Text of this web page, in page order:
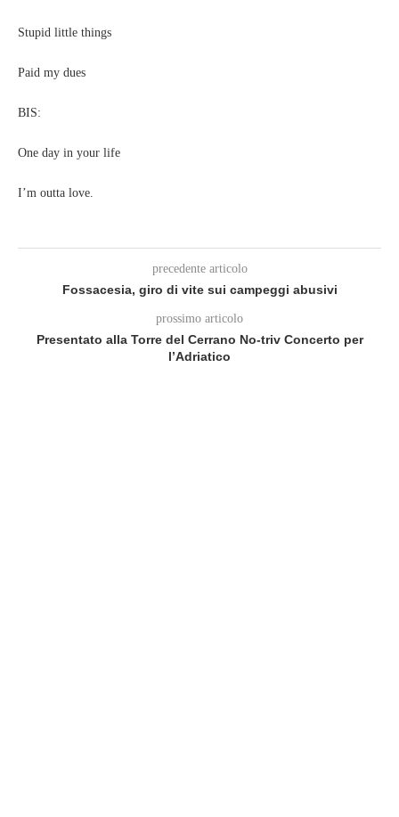
Stupid little things
Paid my dues
BIS:
One day in your life
I’m outta love.
precedente articolo
Fossacesia, giro di vite sui campeggi abusivi
prossimo articolo
Presentato alla Torre del Cerrano No-triv Concerto per
l’Adriatico